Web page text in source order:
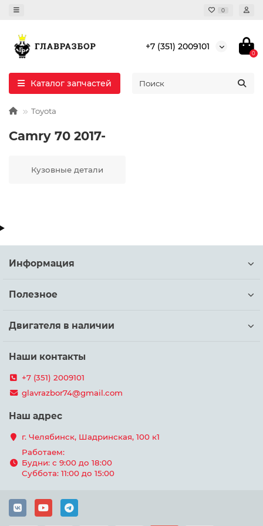
0
+7 (351) 2009101
0
Каталог запчастей
Toyota
Camry 70 2017-
Кузовные детали
Информация
Полезное
Двигателя в наличии
Наши контакты
+7 (351) 2009101
glavrazbor74@gmail.com
Наш адрес
г. Челябинск, Шадринская, 100 к1
Работаем:
Будни: с 9:00 до 18:00
Суббота: 11:00 до 15:00